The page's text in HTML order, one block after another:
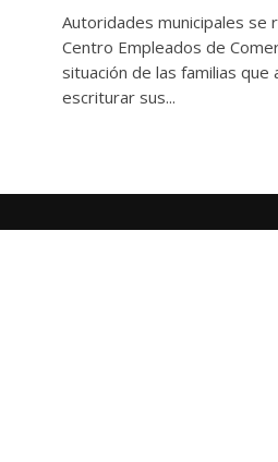
Autoridades municipales se
Centro Empleados de
situación de las familias que
escriturar sus...